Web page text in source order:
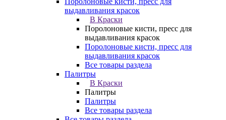
выдавливания красок
В Краски
Поролоновые кисти, пресс для
выдавливания красок
Поролоновые кисти, пресс для
выдавливания красок
Все товары раздела
Палитры
В Краски
Палитры
Палитры
Все товары раздела